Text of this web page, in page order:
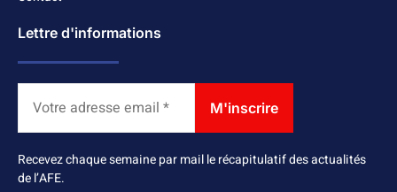
Lettre d'informations
Recevez chaque semaine par mail le récapitulatif des actualités
de l’AFE.